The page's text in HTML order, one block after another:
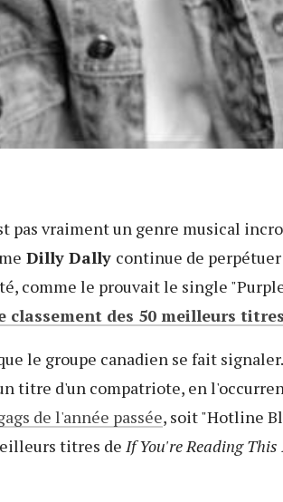
pas vraiment un genre musical
Dilly Dally continue de
comme le prouvait le single
classement des 50 meilleurs
le groupe canadien se fait
titre d'un compatriote, en
de l'année passée, soit "Hotline
titres de If You're Reading